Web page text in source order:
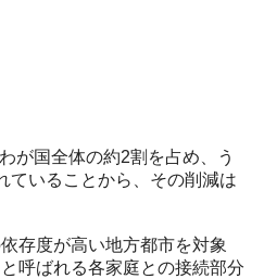
が国全体の約2割を占め、う
ていることから、その削減は
存度が高い地方都市を対象
呼ばれる各家庭との接続部分